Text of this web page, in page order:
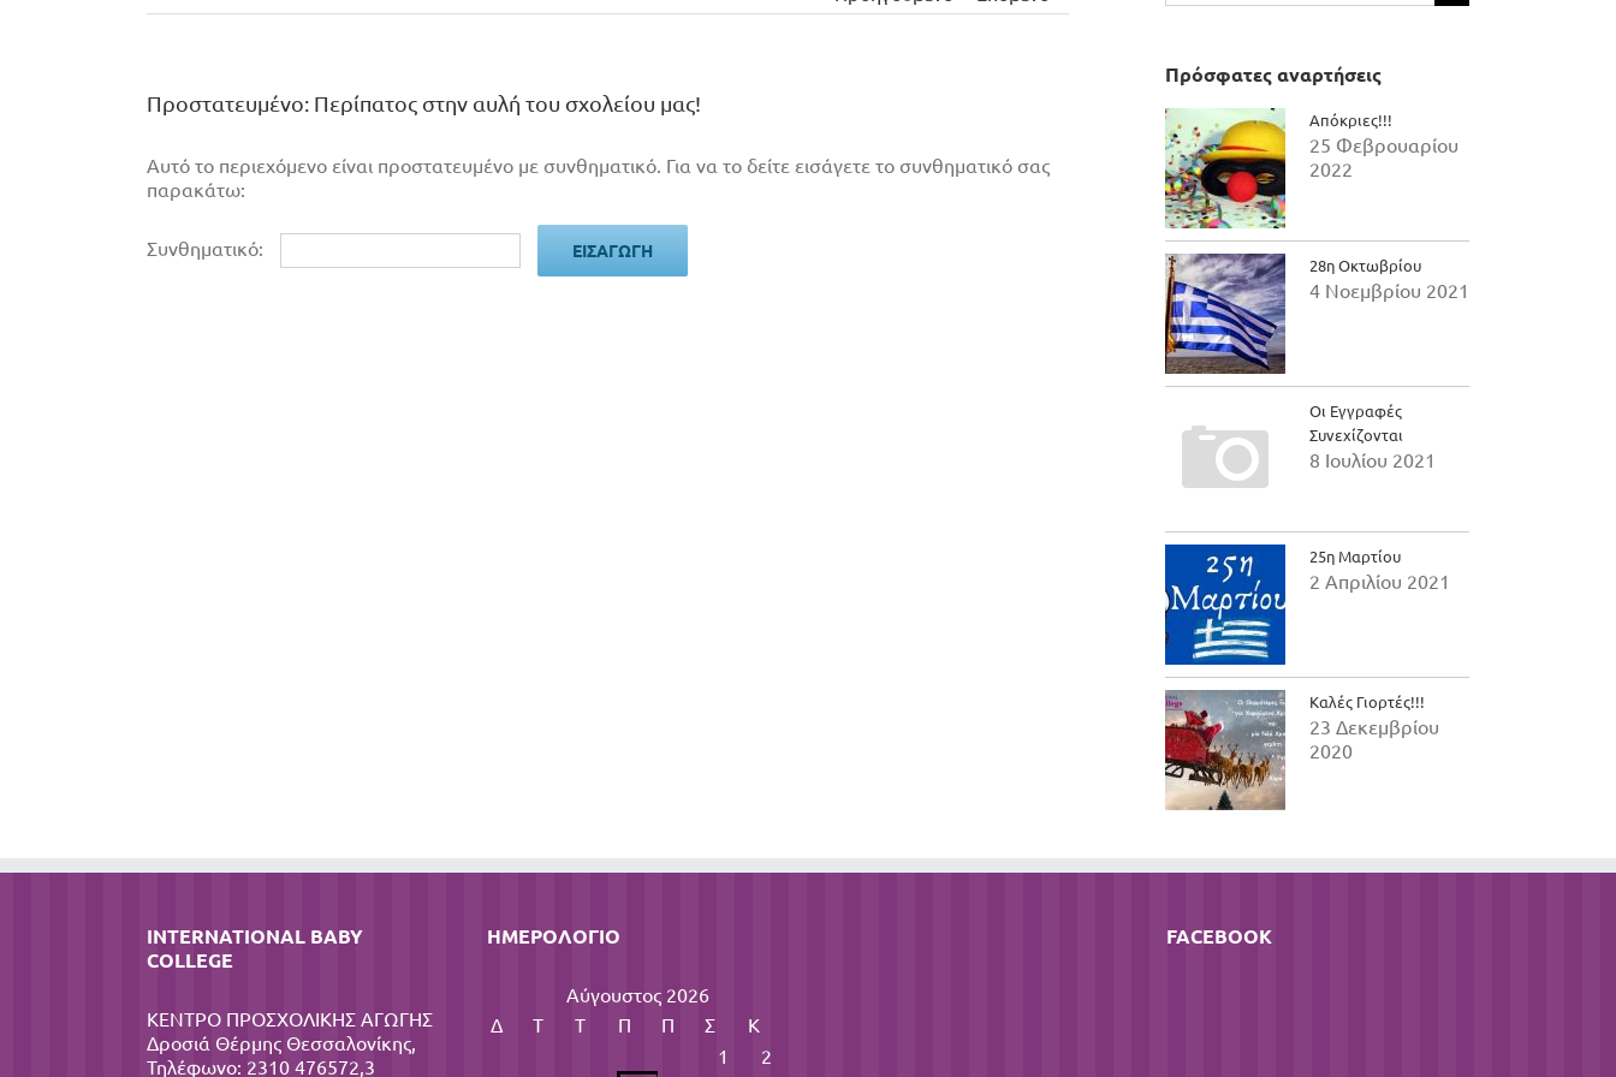
Πρoστατευμένο: Περίπατος στην αυλή του σχολείου μας!
Αυτό το περιεχόμενο είναι προστατευμένο με συνθηματικό. Για να το δείτε εισάγετε το συνθηματικό σας
παρακάτω:
Συνθηματικό:
για:
Πρόσφατες αναρτήσεις
Απόκριες!!!
25 Φεβρουαρίου
2022
28η Οκτωβρίου
4 Νοεμβρίου 2021
Οι Εγγραφές
Συνεχίζονται
8 Ιουλίου 2021
25η Μαρτίου
2 Απριλίου 2021
Καλές Γιορτές!!!
23 Δεκεμβρίου
2020
INTERNATIONAL BABY
COLLEGE
ΚΕΝΤΡΟ ΠΡΟΣΧΟΛΙΚΗΣ ΑΓΩΓΗΣ
Δροσιά Θέρμης Θεσσαλονίκης,
Τηλέφωνο: 2310 476572,3
ΗΜΕΡΟΛΌΓΙΟ
Αύγουστος 2026
Δ
Τ Τ Π Π Σ
Κ
1
2
FACEBOOK